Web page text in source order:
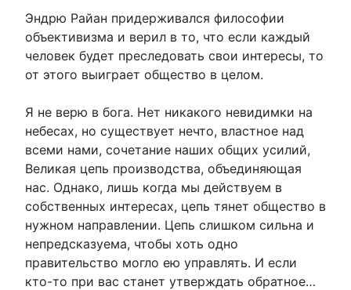
Эндрю Райан придерживался философии
объективизма и верил в то, что если каждый
человек будет преследовать свои интересы, то
от этого выиграет общество в целом.
Я не верю в бога. Нет никакого невидимки на
небесах, но существует нечто, властное над
всеми нами, сочетание наших общих усилий,
Великая цепь производства, объединяющая
нас. Однако, лишь когда мы действуем в
собственных интересах, цепь тянет общество в
нужном направлении. Цепь слишком сильна и
непредсказуема, чтобы хоть одно
правительство могло ею управлять. И если
кто-то при вас станет утверждать обратное…